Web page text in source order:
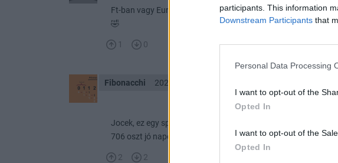
participants. This information
Downstream Participants that
Personal Data Processing
I want to opt-out of the
Opted In
I want to opt-out of the
Opted In
Ft-ban vagy Eurócentben?
🤣
1 0
Fibonacchi 2024. 11. 11. 17:00
Jocek, ez egy speka papír, nem tudom megmondani melyik nap
706 oszt jó napot! :)))
2 2